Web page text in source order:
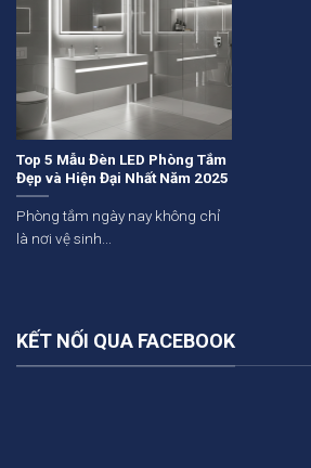
Top 5 Mẫu Đèn LED Phòng Tắm
Đẹp và Hiện Đại Nhất Năm 2025
Phòng tắm ngày nay không chỉ
là nơi vệ sinh...
KẾT NỐI QUA FACEBOOK